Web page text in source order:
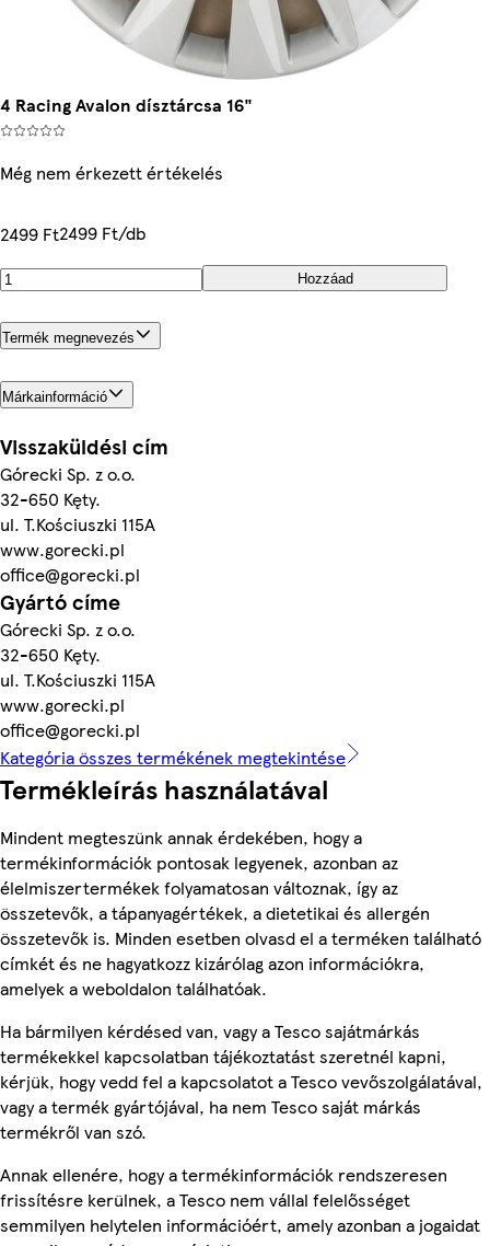
4 Racing Avalon dísztárcsa 16"
Még nem érkezett értékelés
2499 Ft2499 Ft/db
Hozzáad
Termék megnevezés
Márkainformáció
Visszaküldési cím
Górecki Sp. z o.o.
32-650 Kęty.
ul. T.Kościuszki 115A
www.gorecki.pl
office@gorecki.pl
Gyártó címe
Górecki Sp. z o.o.
32-650 Kęty.
ul. T.Kościuszki 115A
www.gorecki.pl
office@gorecki.pl
Kategória összes termékének megtekintése
Termékleírás használatával
Mindent megteszünk annak érdekében, hogy a
termékinformációk pontosak legyenek, azonban az
élelmiszertermékek folyamatosan változnak, így az
összetevők, a tápanyagértékek, a dietetikai és allergén
összetevők is. Minden esetben olvasd el a terméken található
címkét és ne hagyatkozz kizárólag azon információkra,
amelyek a weboldalon találhatóak.
Ha bármilyen kérdésed van, vagy a Tesco sajátmárkás
termékekkel kapcsolatban tájékoztatást szeretnél kapni,
kérjük, hogy vedd fel a kapcsolatot a Tesco vevőszolgálatával,
vagy a termék gyártójával, ha nem Tesco saját márkás
termékről van szó.
Annak ellenére, hogy a termékinformációk rendszeresen
frissítésre kerülnek, a Tesco nem vállal felelősséget
semmilyen helytelen információért, amely azonban a jogaidat